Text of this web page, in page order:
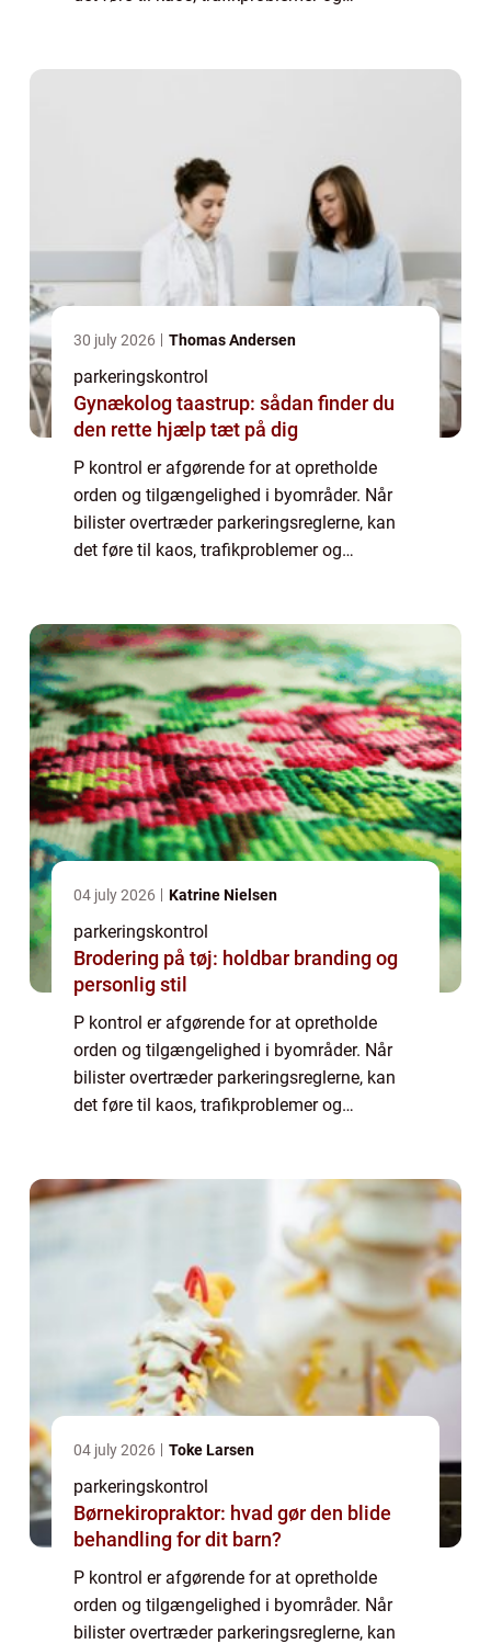
30 july 2026 Thomas Andersen
parkeringskontrol
Gynækolog taastrup: sådan finder du
den rette hjælp tæt på dig
P kontrol er afgørende for at opretholde
orden og tilgængelighed i byområder. Når
bilister overtræder parkeringsreglerne, kan
det føre til kaos, trafikproblemer og
04 july 2026 Katrine Nielsen
parkeringskontrol
Brodering på tøj: holdbar branding og
personlig stil
P kontrol er afgørende for at opretholde
orden og tilgængelighed i byområder. Når
bilister overtræder parkeringsreglerne, kan
det føre til kaos, trafikproblemer og
04 july 2026 Toke Larsen
parkeringskontrol
Børnekiropraktor: hvad gør den blide
behandling for dit barn?
P kontrol er afgørende for at opretholde
orden og tilgængelighed i byområder. Når
bilister overtræder parkeringsreglerne, kan